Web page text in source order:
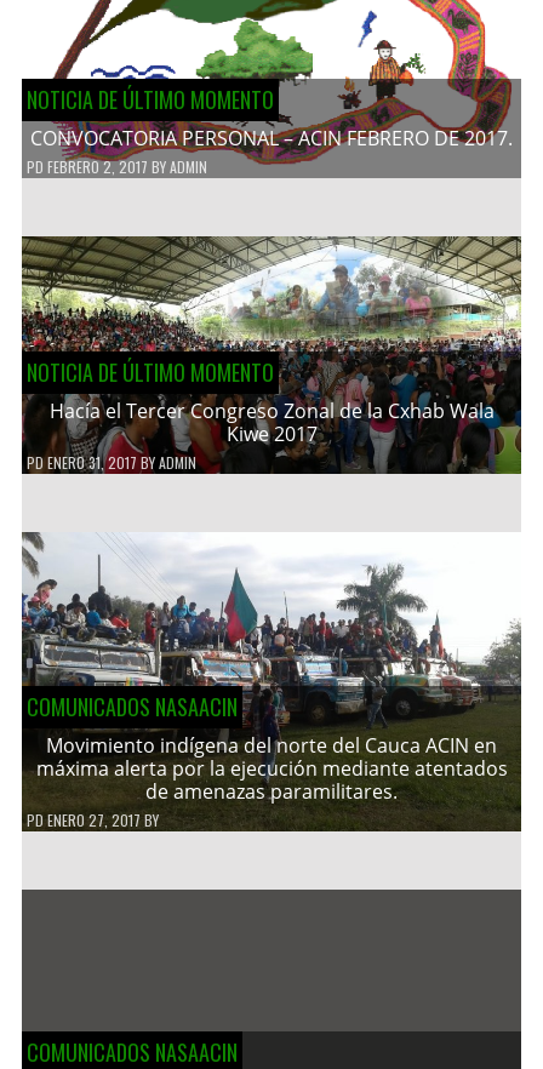
NOTICIA DE ÚLTIMO MOMENTO
CONVOCATORIA PERSONAL – ACIN FEBRERO DE 2017.
PD FEBRERO 2, 2017 BYADMIN
NOTICIA DE ÚLTIMO MOMENTO
Hacía el Tercer Congreso Zonal de la Cxhab Wala
Kiwe 2017
PDENERO 31, 2017 BYADMIN
COMUNICADOS NASAACIN
Movimiento indígena del norte del Cauca ACIN en
máxima alerta por la ejecución mediante atentados
de amenazas paramilitares.
PDENERO 27, 2017 BY
COMUNICADOS NASAACIN